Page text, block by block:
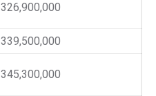
326,900,000
339,500,000
345,300,000